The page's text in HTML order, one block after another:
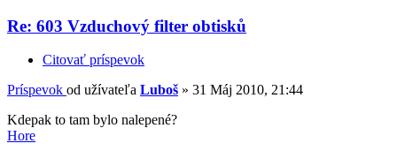
Re: 603 Vzduchový filter obtisků
Citovať príspevok
Príspevok od užívateľa Luboš » 31 Máj 2010, 21:44
Kdepak to tam bylo nalepené?
Hore